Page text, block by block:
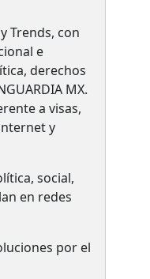
Trends, con
e
derechos
MX.
a visas,
y
social,
en redes
por el